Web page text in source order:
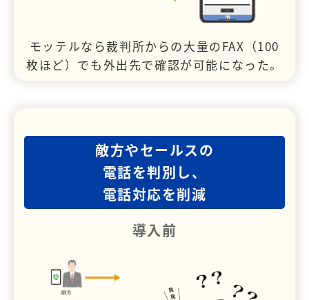
モッテルなら裁判所からの大量のFAX（100
枚ほど）でも外出先で確認が可能になった。
敵方やセールスの
電話を判別し、
電話対応を削減
導入前